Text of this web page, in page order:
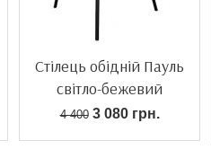
Стілець обідній Пауль
світло-бежевий
4 4003 080 грн.